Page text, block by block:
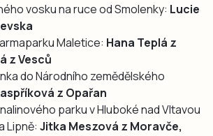
vosku na ruce od Smolenky: Lucie
Maletice: Hana Teplá z
z Vesců
do Národního zemědělského
z Opařan
parku v Hluboké nad Vltavou
Lipně: Jitka Meszová z Moravče,